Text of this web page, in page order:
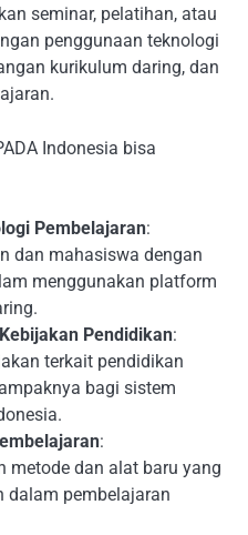
seminar, pelatihan, atau
penggunaan teknologi
kurikulum daring, dan
Indonesia bisa
Pembelajaran:
dan mahasiswa dengan
menggunakan platform
Pendidikan:
terkait pendidikan
bagi sistem
:
metode dan alat baru yang
dalam pembelajaran